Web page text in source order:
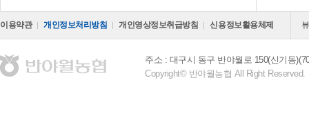
이용약관 개인정보처리방침 개인영상정보취급방침 신용정보활용체제
주소 : 대구시 동구 반야월로 150(신기동
Copyright© 반야월농협 All Right Reserved.